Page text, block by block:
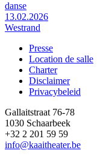
danse
13.02.2026
Westrand
Footer
Presse
Location de salle
Charter
Disclaimer
Privacybeleid
Gallaitstraat 76-78
1030 Schaarbeek
+32 2 201 59 59
info@kaaitheater.be